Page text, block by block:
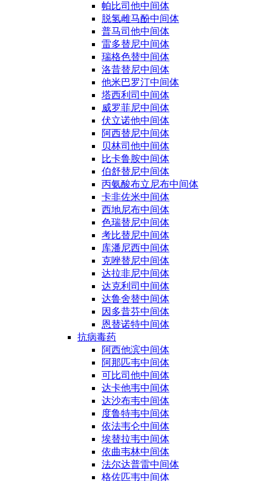
帕比司他中间体
脱氢雌马酚中间体
普马司他中间体
雷多替尼中间体
瑞格色替中间体
洛昔替尼中间体
他米巴罗汀中间体
塔西利司中间体
威罗菲尼中间体
伏立诺他中间体
阿西替尼中间体
贝林司他中间体
比卡鲁胺中间体
伯舒替尼中间体
丙氨酸布立尼布中间体
卡非佐米中间体
西地尼布中间体
色瑞替尼中间体
考比替尼中间体
库潘尼西中间体
克唑替尼中间体
达拉非尼中间体
达克利司中间体
达鲁舍替中间体
因多昔芬中间体
恩替诺特中间体
抗病毒药
阿西他滨中间体
阿那匹韦中间体
可比司他中间体
达卡他韦中间体
达沙布韦中间体
度鲁特韦中间体
依法韦仑中间体
埃替拉韦中间体
依曲韦林中间体
法尔达普雷中间体
格佐匹韦中间体